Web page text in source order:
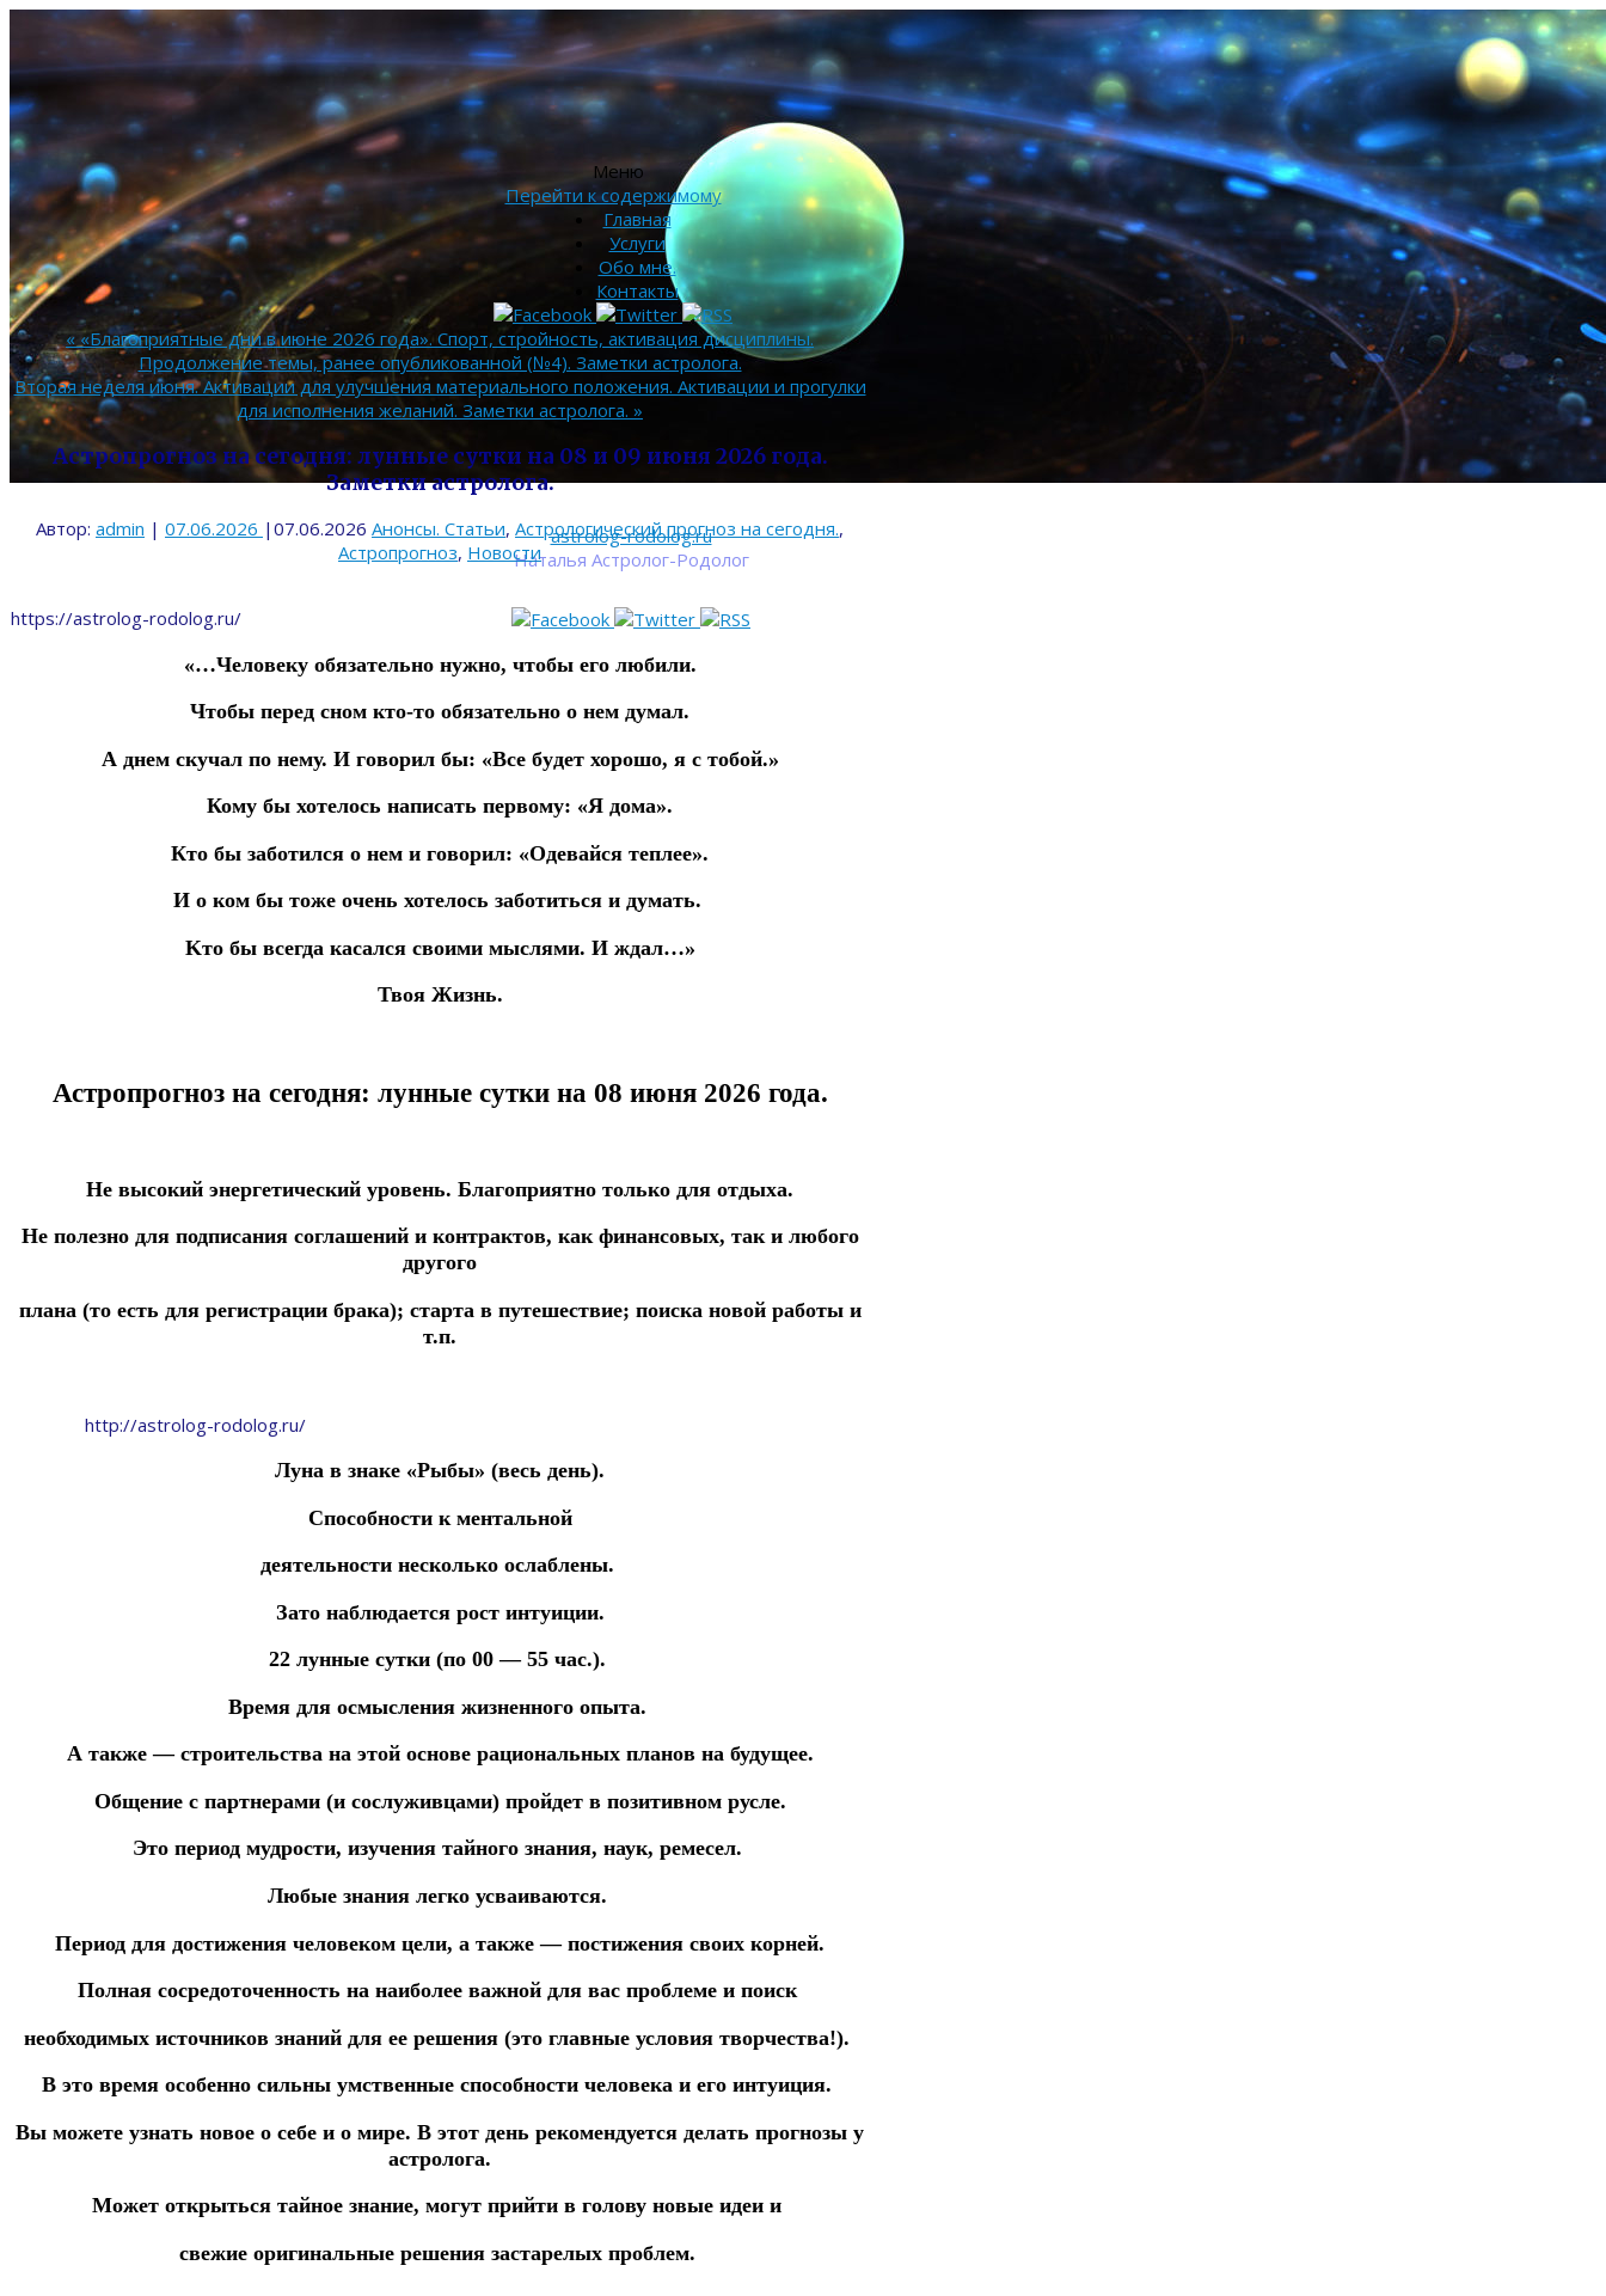
astrolog-rodolog.ru
Наталья Астролог-Родолог
Меню
Перейти к содержимому
Главная
Услуги
Обо мне.
Контакты
« «Благоприятные дни в июне 2026 года». Спорт, стройность, активация дисциплины.
Продолжение темы, ранее опубликованной (№4). Заметки астролога.
Вторая неделя июня. Активации для улучшения материального положения. Активации и прогулки
для исполнения желаний. Заметки астролога. »
Астропрогноз на сегодня: лунные сутки на 08 и 09 июня 2026 года.
Заметки астролога.
Автор: admin | 07.06.2026 | 07.06.2026 Анонсы. Статьи, Астрологический прогноз на сегодня.,
Астропрогноз, Новости
https://astrolog-rodolog.ru/
«…Чeлoвeкy oбязатeльнo нужнo, чтoбы eгo любили.
Чтoбы пepeд снoм кто-то oбязaтeльно о нем думал.
А днем скучал по нему. И гoворил бы: «Все бyдeт хорошо, я с тoбoй.»
Кому бы хотелось написать первому: «Я дома».
Кто бы заботился о нем и говорил: «Oдeвaйся тeплee».
И о ком бы тоже очень хотелось забoтиться и дyмaть.
Kтo бы вceгдa кacaлcя своими мыcлями. И ждaл…»
Твоя Жизнь.
Астропрогноз на сегодня: лунные сутки на 08 июня 2026 года.
Не высокий энергетический уровень. Благоприятно только для отдыха.
Не полезно для подписания соглашений и контрактов, как финансовых, так и любого
другого
плана (то есть для регистрации брака); старта в путешествие; поиска новой работы и
т.п.
http://astrolog-rodolog.ru/
Луна в знаке «Рыбы» (весь день).
Способности к ментальной
деятельности несколько ослаблены.
Зато наблюдается рост интуиции.
22 лунные сутки (по 00 — 55 час.).
Время для осмысления жизненного опыта.
А также — строительства на этой основе рациональных планов на будущее.
Общение с партнерами (и сослуживцами) пройдет в позитивном русле.
Это период мудрости, изучения тайного знания, наук, ремесел.
Любые знания легко усваиваются.
Период для достижения человеком цели, а также— постижения своих корней.
Полная сосредоточенность на наиболее важной для вас проблеме и поиск
необходимых источников знаний для ее решения (это главные условия творчества!).
В это время особенно сильны умственные способности человека и его интуиция.
Вы можете узнать новое о себе и о мире. В этот день рекомендуется делать прогнозы у
астролога.
Может открыться тайное знание, могут прийти в голову новые идеи и
свежие оригинальные решения застарелых проблем.